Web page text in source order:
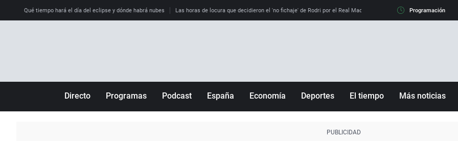
Qué tiempo hará el día del eclipse y dónde habrá nubes Las horas de locura que decidieron el 'no fichaje' de Rodri por el Real Madrid y su 'sí' al Barça La llamada
Programación
Directo Programas Podcast España Economía Deportes El tiempo Más noticias